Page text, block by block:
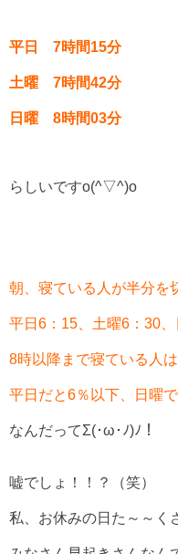
平日 7時間15分
土曜 7時間42分
日曜 8時間03分
らしいですo(^▽^)o
朝、寝ている人が半分を
平日6：15、土曜6：30
8時以降まで寝ている人は
平日だと6％以下、日曜
なんだってΣ(･ω･ﾉ)ﾉ！
嘘でしょ！！？（笑）
私、お休みの日た～～く